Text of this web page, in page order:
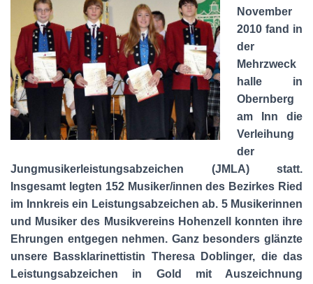
H
A
L
E
November
2010 fand in
der
Mehrzweck
halle in
Obernberg
am Inn die
Verleihung
der
Jungmusikerleistungsabzeichen (JMLA) statt.
Insgesamt legten 152 Musiker/innen des Bezirkes Ried
im Innkreis ein Leistungsabzeichen ab. 5 Musikerinnen
und Musiker des Musikvereins Hohenzell konnten ihre
Ehrungen entgegen nehmen. Ganz besonders glänzte
unsere Bassklarinettistin Theresa Doblinger, die das
Leistungsabzeichen in Gold mit Auszeichnung